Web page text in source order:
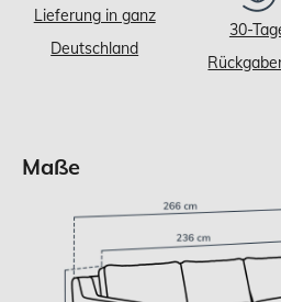
Lieferung in ganz
Deutschland
30-
Maße